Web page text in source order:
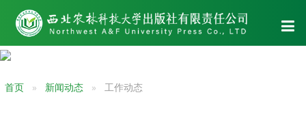
首页 新闻动态 工作动态